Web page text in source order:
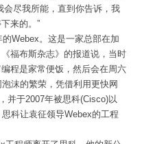
会尽我所能，直到你告诉，我
来的。”
Webex。这是一家总部在加
福布斯杂志》的报道说，当时
程是家常便饭，然后会在周六
沫的繁荣，凭借利用更快网
并于2007年被思科(Cisco)以
科让袁征领导Webex的工程